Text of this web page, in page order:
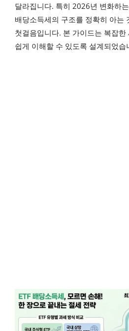
달라집니다. 특히 2026년 변화하
배당소득세의 구조를 정확히 아는
첫걸음입니다. 본 가이드는 복잡
쉽게 이해할 수 있도록 설계되었습